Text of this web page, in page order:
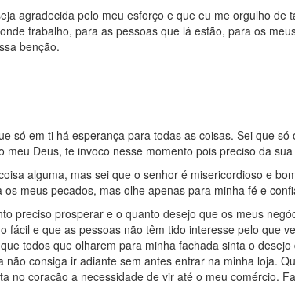
agradecida pelo meu esforço e que eu me orgulho de
trabalho, para as pessoas que lá estão, para os
benção.
só em ti há esperança para todas as coisas. Sei que
meu Deus, te invoco nesse momento pois preciso da
alguma, mas sei que o senhor é misericordioso e
meus pecados, mas olhe apenas para minha fé e
preciso prosperar e o quanto desejo que os meus
fácil e que as pessoas não têm tido interesse pelo que
todos que olharem para minha fachada sinta o
não consiga ir adiante sem antes entrar na minha loja.
no coração a necessidade de vir até o meu comércio.